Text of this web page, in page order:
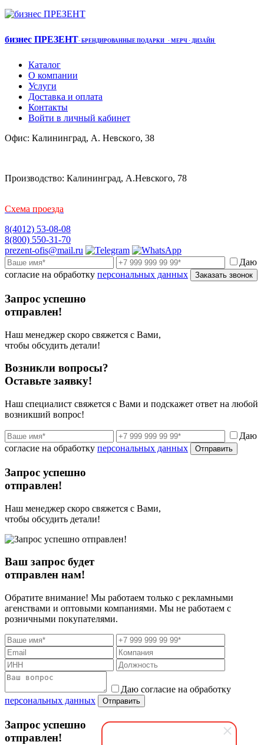
бизнес ПРЕЗЕНТ· БРЕНДИРОВАННЫЕ ПОДАРКИ · МЕРЧ · ДИЗАЙН
Каталог
О компании
Услуги
Доставка и оплата
Контакты
Войти в личный кабинет
Офис: Калининград, А. Невского, 38
Производство: Калининград, А.Невского, 78
Схема проезда
8(4012) 53-08-08
8(800) 550-31-70
prezent-ofis@mail.ru
Даю
согласие на обработку персональных данных Заказать звонок
Запрос успешно
отправлен!
Наш менеджер скоро свяжется с Вами,
чтобы обсудить детали!
Возникли вопросы?
Оставьте заявку!
Наш специалист свяжется с Вами и подскажет ответ на любой
возникший вопрос!
Даю
согласие на обработку персональных данных Отправить
Запрос успешно
отправлен!
Наш менеджер скоро свяжется с Вами,
чтобы обсудить детали!
Ваш запрос будет
отправлен нам!
Обратите внимание! Мы работаем только с рекламными
агенствами и оптовыми компаниями. Мы не работаем с
розничными покупателями.
Даю согласие на обработку
персональных данных
Отправить
Запрос успешно
отправлен!